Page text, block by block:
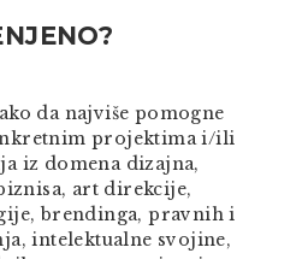
da najviše pomogne
projektima i/ili
iz domena dizajna,
art direkcije,
brendinga, pravnih i
intelektualne svojine,